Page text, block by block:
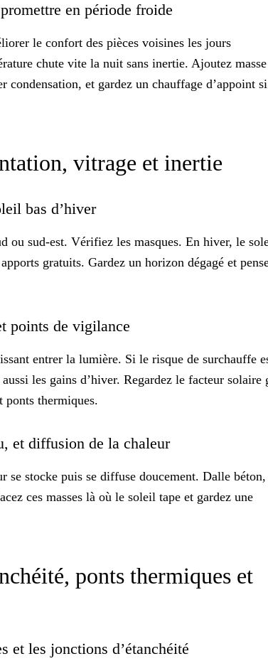
en période froide
le confort des pièces voisines les jours
chute vite la nuit sans inertie. Ajoutez masse
et gardez un chauffage d’appoint si
vitrage et inertie
bas d’hiver
ou sud-est. Vérifiez les masques. En hiver, le
gratuits. Gardez un horizon dégagé et
points de vigilance
entrer la lumière. Si le risque de surchauffe
les gains d’hiver. Regardez le facteur solaire
ponts thermiques.
et diffusion de la chaleur
se stocke puis se diffuse doucement. Dalle béton,
ces masses là où le soleil tape et gardez une
ponts thermiques et
et les jonctions d’étanchéité